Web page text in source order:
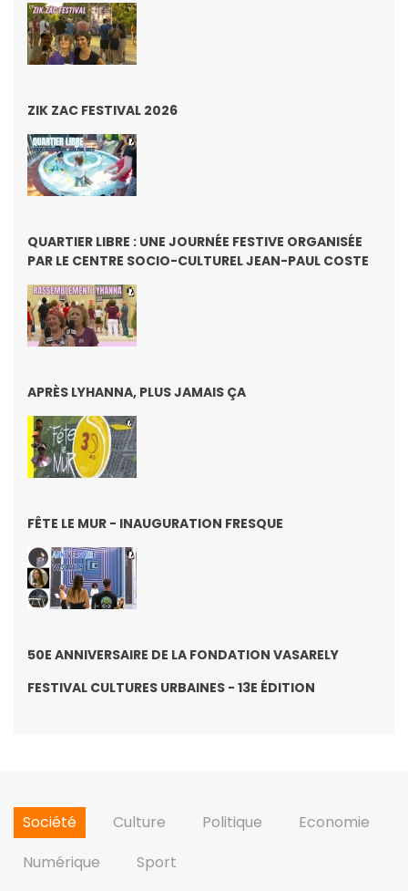
ZIK ZAC FESTIVAL 2026
QUARTIER LIBRE : UNE JOURNÉE FESTIVE ORGANISÉE
PAR LE CENTRE SOCIO-CULTUREL JEAN-PAUL COSTE
APRÈS LYHANNA, PLUS JAMAIS ÇA
FÊTE LE MUR - INAUGURATION FRESQUE
50E ANNIVERSAIRE DE LA FONDATION VASARELY
FESTIVAL CULTURES URBAINES - 13E ÉDITION
Société Culture Politique
Economie
Numérique
Sport